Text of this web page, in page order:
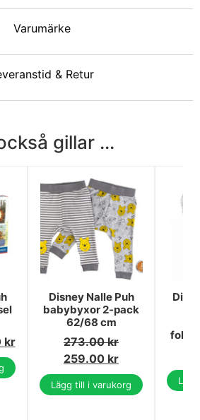
Varumärke
& Retur
gillar ...
kr
Disney Nalle Puh
babybyxor 2-pack
62/68 cm
273.00kr
259.00 kr
Lägg till i varukorg